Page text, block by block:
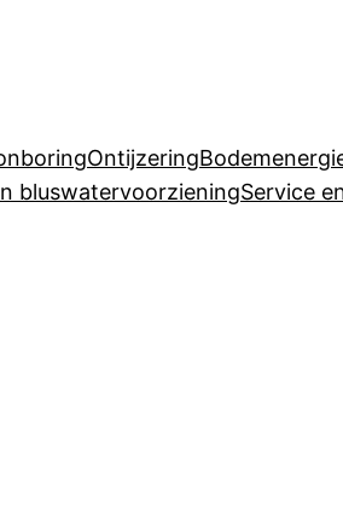
Ontijzering
bluswatervoorzieningService